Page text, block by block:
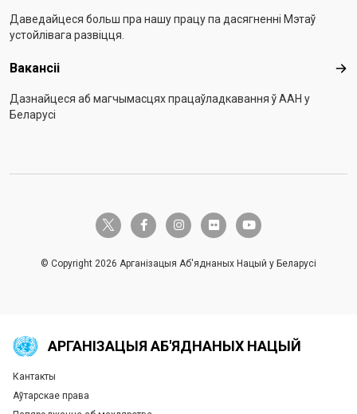
Даведайцеся больш пра нашу працу па дасягненні Мэтаў
устойлівага развіцця.
Вакансіі
Дазнайцеся аб магчымасцях працаўладкавання ў ААН у
Беларусі
twitter-x facebook-finstagramflickr youtube
© Copyright 2026 Арганізацыя Аб'яднаных Нацый у Беларусі
АРГАНІЗАЦЫЯ АБ'ЯДНАНЫХ НАЦЫЙ
Global U.N. menu
Кантакты
Аўтарскае права